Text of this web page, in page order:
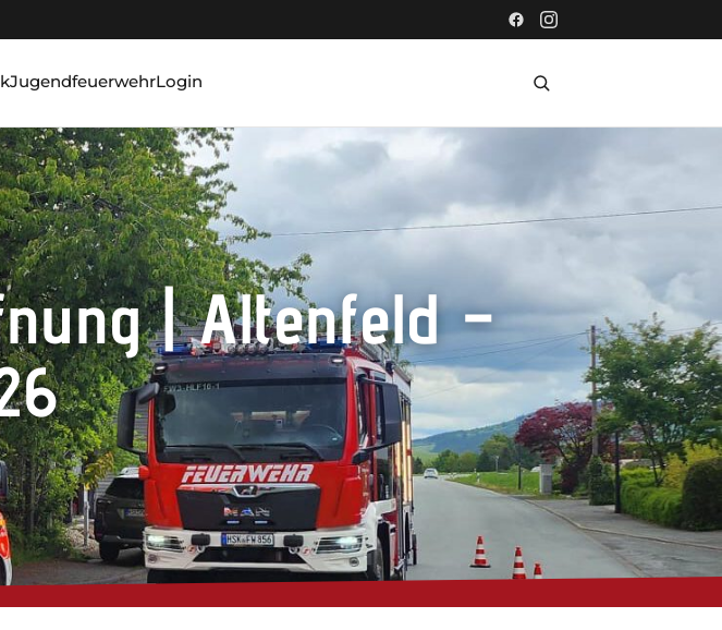
JugendfeuerwehrLogin
| Altenfeld –